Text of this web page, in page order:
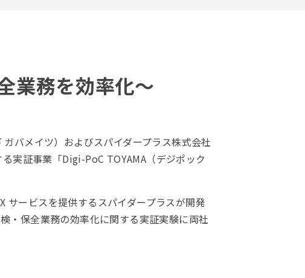
業務を効率化～
バメイツ）およびスパイダープラス株式会社
実証事業「Digi-PoC TOYAMA（デジポック
サービスを提供するスパイダープラスが開発
・保全業務の効率化に関する実証実験に両社